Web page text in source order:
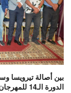
بين أصالة تيرويسا
الدورة الـ14 للمهرجان الوطني لفن الروايس بالدشيرة الجهادية.